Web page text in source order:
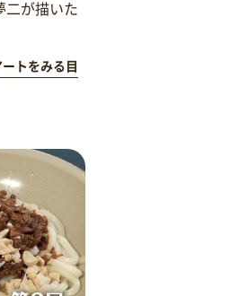
二が描いた
ートをみる目